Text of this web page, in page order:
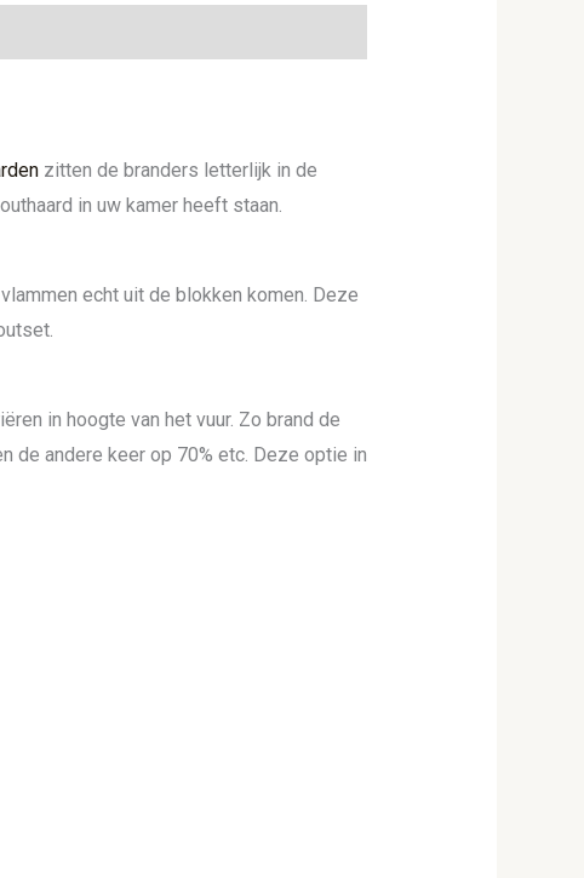
zitten de branders letterlijk in de
in uw kamer heeft staan.
echt uit de blokken komen. Deze
in hoogte van het vuur. Zo brand de
de andere keer op 70% etc. Deze optie in